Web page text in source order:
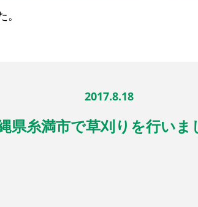
2017.8.18
県糸満市で草刈りを行いま